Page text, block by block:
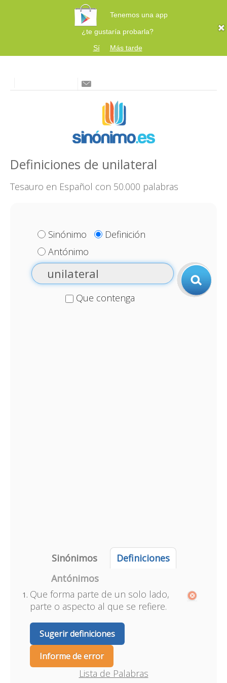
Tenemos una app
¿te gustaría probarla?
Sí
Más tarde
Definiciones de unilateral
Tesauro en Español con 50.000 palabras
Sinónimo
Definición
Antónimo
Que contenga
Sinónimos
Definiciones
Antónimos
Que forma parte de un solo lado,
parte o aspecto al que se refiere.
Sugerir definiciones
Informe de error
Lista de Palabras